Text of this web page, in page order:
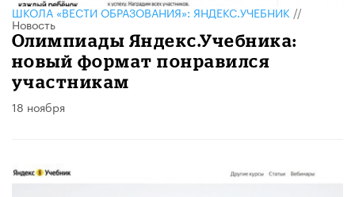
ШКОЛА «ВЕСТИ ОБРАЗОВАНИЯ»: ЯНДЕКС.УЧЕБНИК //
Новость
Олимпиады Яндекс.Учебника:
новый формат понравился
участникам
18 ноября